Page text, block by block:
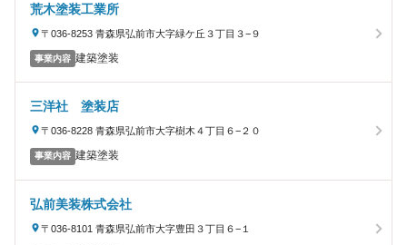
ート・サンルーム・テラス） ●風呂・台所・トイレ改装・設
備工事 ●外構工事（庭造成・ブロック塀・コンクリート舗
荒木塗装工業所
〒036-8253 青森県弘前市大字緑ケ丘３丁目３−９
事業内容 建築塗装
三洋社 塗装店
〒036-8228 青森県弘前市大字樹木４丁目６−２０
事業内容 建築塗装
弘前美装株式会社
〒036-8101 青森県弘前市大字豊田３丁目６−１